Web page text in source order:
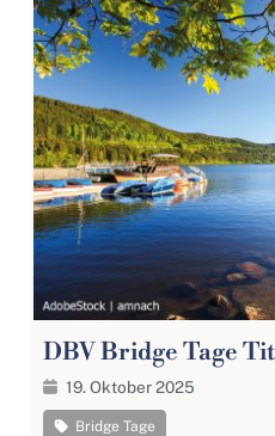
DBV Bridge Tage
19. Oktober 2025
Bridge Tage